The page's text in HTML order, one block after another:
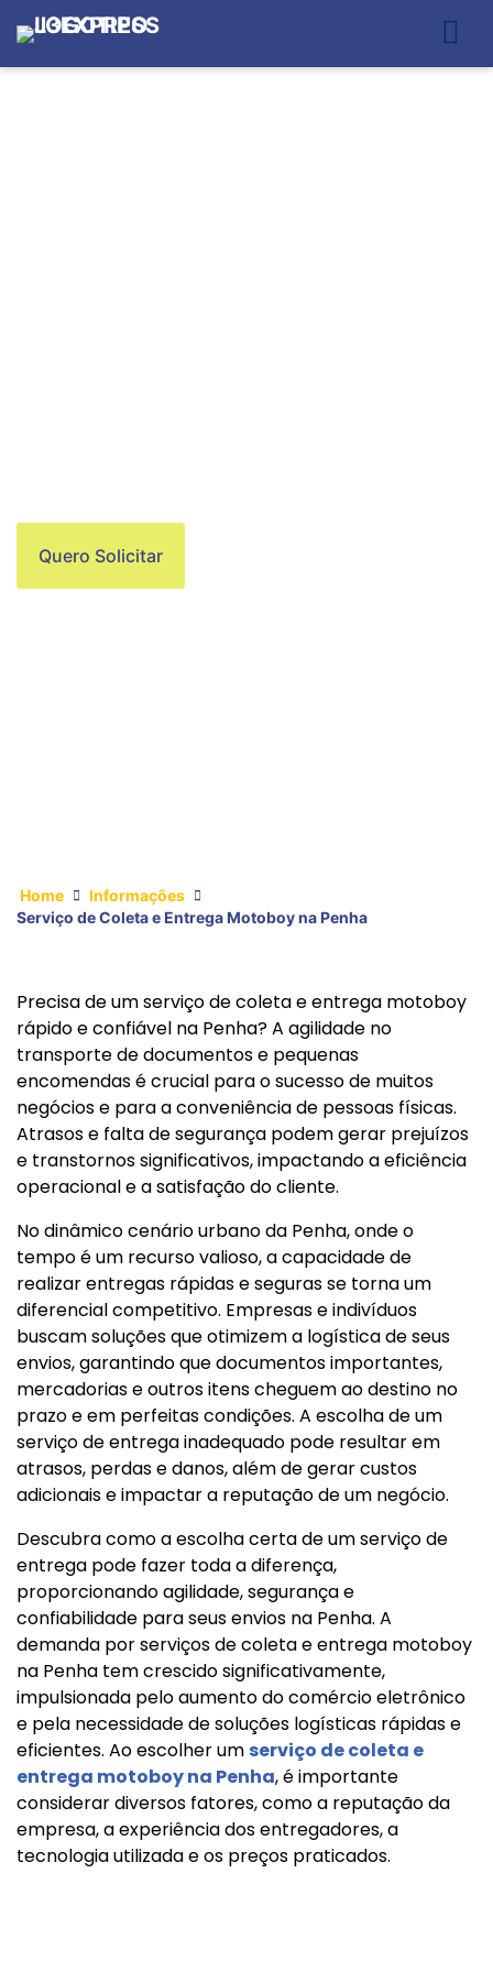
Quero Solicitar
Home
Informações
Serviço de Coleta e Entrega Motoboy na Penha
Precisa de um serviço de coleta e entrega motoboy
rápido e confiável na Penha? A agilidade no
transporte de documentos e pequenas
encomendas é crucial para o sucesso de muitos
negócios e para a conveniência de pessoas físicas.
Atrasos e falta de segurança podem gerar prejuízos
e transtornos significativos, impactando a eficiência
operacional e a satisfação do cliente.
No dinâmico cenário urbano da Penha, onde o
tempo é um recurso valioso, a capacidade de
realizar entregas rápidas e seguras se torna um
diferencial competitivo. Empresas e indivíduos
buscam soluções que otimizem a logística de seus
envios, garantindo que documentos importantes,
mercadorias e outros itens cheguem ao destino no
prazo e em perfeitas condições. A escolha de um
serviço de entrega inadequado pode resultar em
atrasos, perdas e danos, além de gerar custos
adicionais e impactar a reputação de um negócio.
Descubra como a escolha certa de um serviço de
entrega pode fazer toda a diferença,
proporcionando agilidade, segurança e
confiabilidade para seus envios na Penha. A
demanda por serviços de coleta e entrega motoboy
na Penha tem crescido significativamente,
impulsionada pelo aumento do comércio eletrônico
e pela necessidade de soluções logísticas rápidas e
eficientes. Ao escolher um serviço de coleta e
entrega motoboy na Penha, é importante
considerar diversos fatores, como a reputação da
empresa, a experiência dos entregadores, a
tecnologia utilizada e os preços praticados.